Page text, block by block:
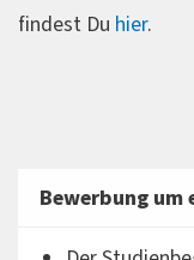
findest Du hier.
Bewerbung